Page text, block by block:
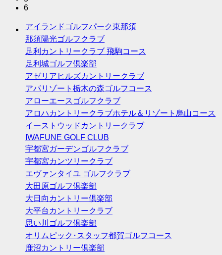
6
アイランドゴルフパーク東那須
那須陽光ゴルフクラブ
足利カントリークラブ 飛駒コース
足利城ゴルフ倶楽部
アゼリアヒルズカントリークラブ
アパリゾート栃木の森ゴルフコース
アローエースゴルフクラブ
アロハカントリークラブホテル＆リゾート烏山コース
イーストウッドカントリークラブ
IWAFUNE GOLF CLUB
宇都宮ガーデンゴルフクラブ
宇都宮カンツリークラブ
エヴァンタイユ ゴルフクラブ
大田原ゴルフ倶楽部
大日向カントリー倶楽部
大平台カントリークラブ
思い川ゴルフ倶楽部
オリムピック･スタッフ都賀ゴルフコース
鹿沼カントリー倶楽部